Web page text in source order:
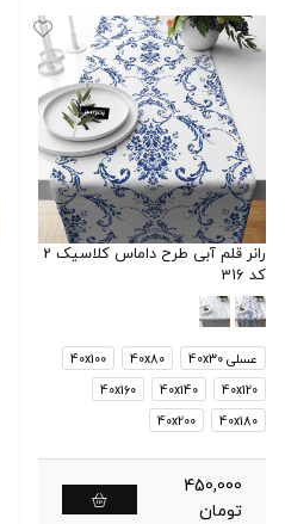
رانر قلم آبی طرح داماس کلاسیک 2
کد 316
عسلی 40x30 40x80
40x100
40x120
40x140
40x160
40x180
40x200
450,000
تومان